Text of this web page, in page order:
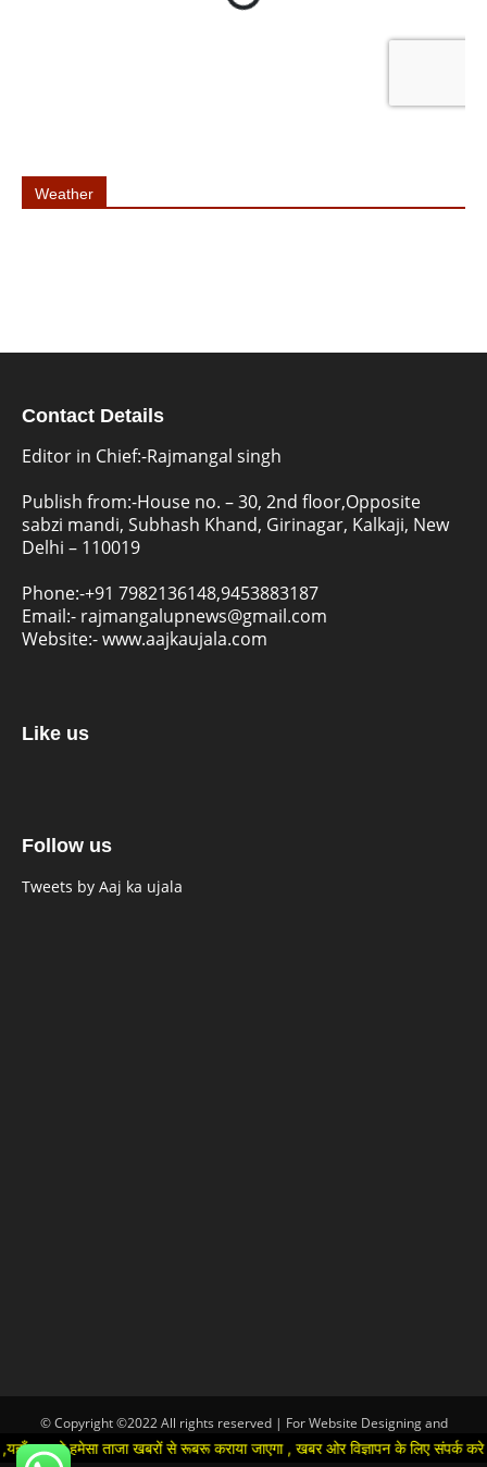
Weather
Contact Details
Editor in Chief:-Rajmangal singh
Publish from:-House no. – 30, 2nd floor,Opposite
sabzi mandi, Subhash Khand, Girinagar, Kalkaji, New
Delhi – 110019
Phone:-+91 7982136148,9453883187
Email:- rajmangalupnews@gmail.com
Website:-www.aajkaujala.com
Like us
Follow us
Tweets by Aaj ka ujala
© Copyright ©2022 All rights reserved | For Website Designing and
Development call Us:-8920664806
ताजा खबरों से रूबरू कराया जाएगा , खबर ओर विज्ञापन के लिए संपर्क करे +91